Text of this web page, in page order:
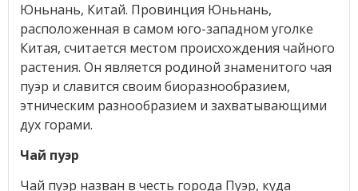
Юньнань, Китай. Провинция Юньнань,
расположенная в самом юго-западном уголке
Китая, считается местом происхождения чайного
растения. Он является родиной знаменитого чая
пуэр и славится своим биоразнообразием,
этническим разнообразием и захватывающими
дух горами.
Чай пуэр
Чай пуэр назван в честь города Пуэр, куда